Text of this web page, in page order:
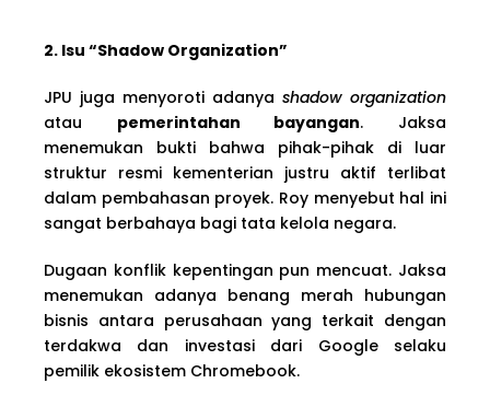
2. Isu “Shadow Organization”
JPU juga menyoroti adanya shadow organization
atau pemerintahan bayangan. Jaksa
menemukan bukti bahwa pihak-pihak di luar
struktur resmi kementerian justru aktif terlibat
dalam pembahasan proyek. Roy menyebut hal ini
sangat berbahaya bagi tata kelola negara.
Dugaan konflik kepentingan pun mencuat. Jaksa
menemukan adanya benang merah hubungan
bisnis antara perusahaan yang terkait dengan
terdakwa dan investasi dari Google selaku
pemilik ekosistem Chromebook.